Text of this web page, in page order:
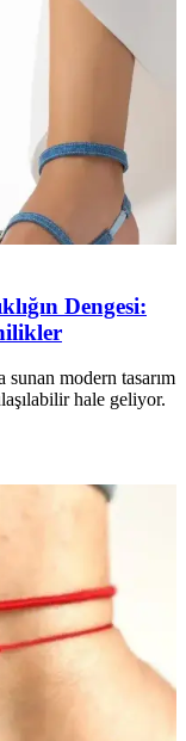
Dengesi:
modern tasarım
hale geliyor.